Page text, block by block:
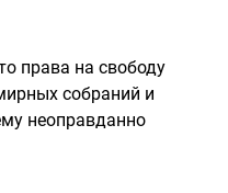
права на свободу
собраний и
неоправданно